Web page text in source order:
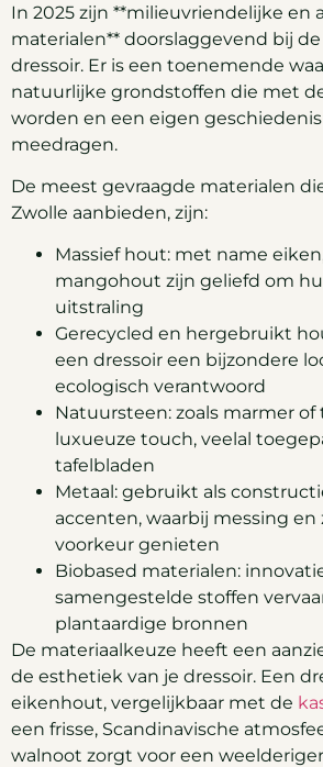
In 2025 zijn **milieuvriendelijke en
materialen** doorslaggevend bij
dressoir. Er is een toenemende
natuurlijke grondstoffen die met
worden en een eigen
meedragen.
De meest gevraagde materialen
Zwolle aanbieden, zijn:
Massief hout: met name
mangohout zijn geliefd om
uitstraling
Gerecycled en hergebruikt
een dressoir een bijzondere
ecologisch verantwoord
Natuursteen: zoals marmer of
luxueuze touch, veelal
tafelbladen
Metaal: gebruikt als
accenten, waarbij messing en
voorkeur genieten
Biobased materialen:
samengestelde stoffen
plantaardige bronnen
De materiaalkeuze heeft een
de esthetiek van je dressoir. Een
eikenhout, vergelijkbaar met de
een frisse, Scandinavische
walnoot zorgt voor een